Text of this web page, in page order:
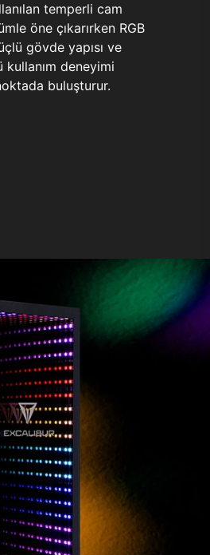
temperli cam
öne çıkarırken RGB
gövde yapısı ve
deneyimi
buluşturur.